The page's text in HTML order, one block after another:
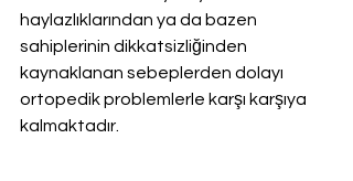
haylazlıklarından ya da bazen
sahiplerinin dikkatsizliğinden
kaynaklanan sebeplerden dolayı
ortopedik problemlerle karşı karşıya
kalmaktadır.